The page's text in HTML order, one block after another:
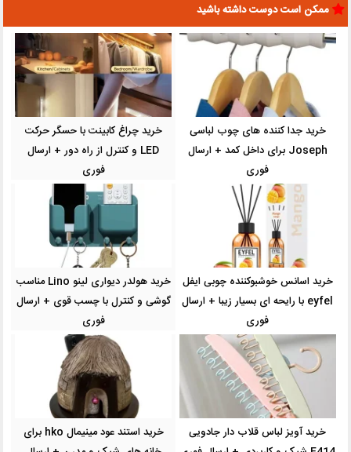
ممکن است دوست داشته باشید
خرید جدا کننده ‌های چوب لباسی
Joseph برای داخل کمد + ارسال
فوری
خرید چراغ کابینت با حسگر حرکت
LED و کنترل از راه دور + ارسال
فوری
خرید اسانس خوشبوکننده چوبی ایفل
eyfel با رایحه ای بسیار زیبا + ارسال
فوری
خرید هولدر دیواری لینو Lino مناسب
گوشی و کنترل با چسب قوی + ارسال
فوری
خرید آویز لباس قلاب دار جادویی
خرید استند عود مینیمال hko برای